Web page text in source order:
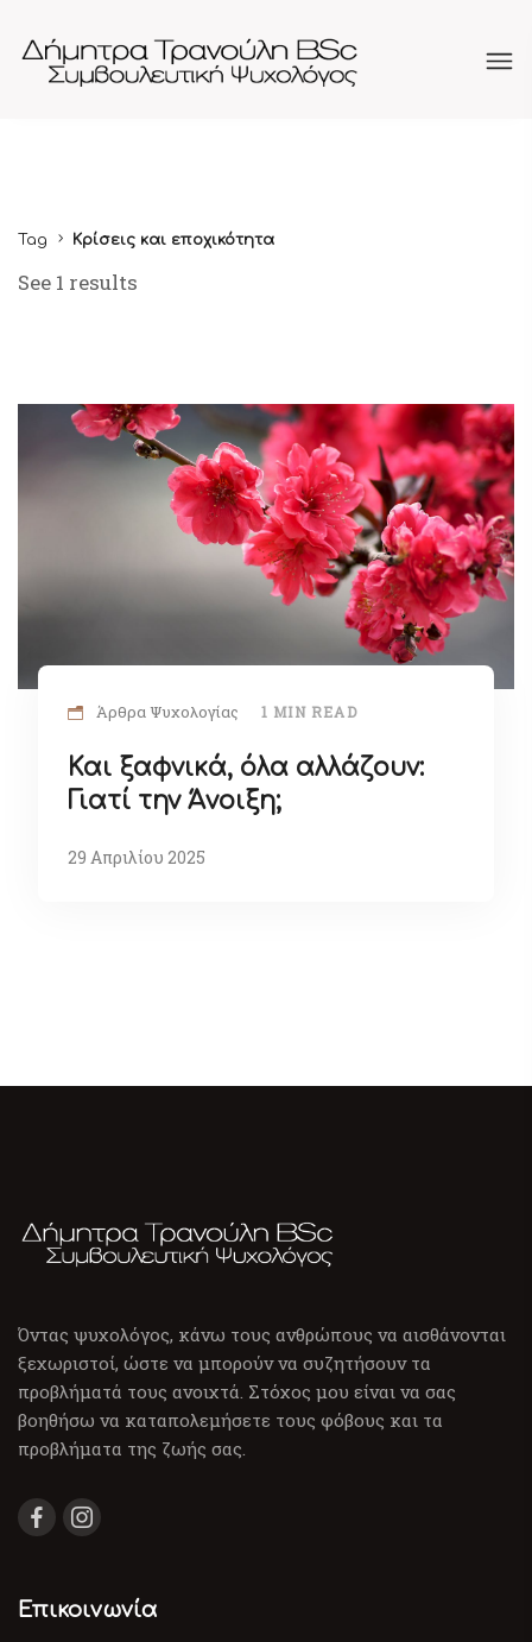
Tag Κρίσεις και εποχικότητα
See 1 results
Άρθρα Ψυχολογίας 1 MIN READ
Και ξαφνικά, όλα αλλάζουν:
Γιατί την Άνοιξη;
29 Απριλίου 2025
Όντας ψυχολόγος, κάνω τους ανθρώπους να αισθάνονται
ξεχωριστοί, ώστε να μπορούν να συζητήσουν τα
προβλήματά τους ανοιχτά. Στόχος μου είναι να σας
βοηθήσω να καταπολεμήσετε τους φόβους και τα
προβλήματα της ζωής σας.
Επικοινωνία